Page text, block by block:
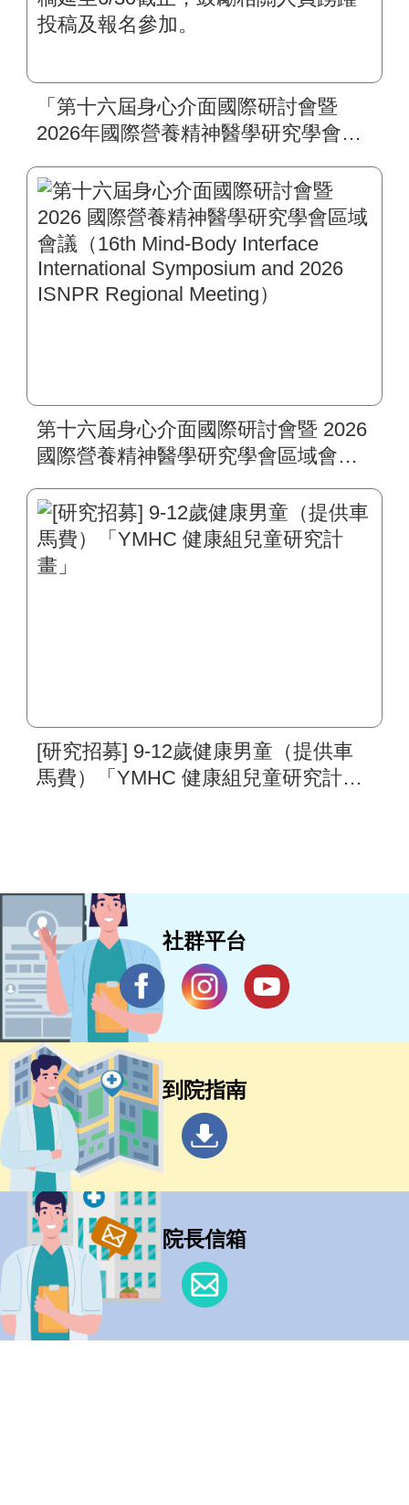
「第十六屆身心介面國際研討會暨
2026年國際營養精神醫學研究學會區
International Symposium and 2026
ISNPR Regional Meeting）」論文徵
稿延至6/30截止，鼓勵相關人員踴躍
投稿及報名參加。
第十六屆身心介面國際研討會暨 2026
國際營養精神醫學研究學會區域會議
International Symposium and 2026
ISNPR Regional Meeting）
[研究招募] 9-12歲健康男童（提供車
馬費）「YMHC 健康組兒童研究計
社群平台
到院指南
院長信箱